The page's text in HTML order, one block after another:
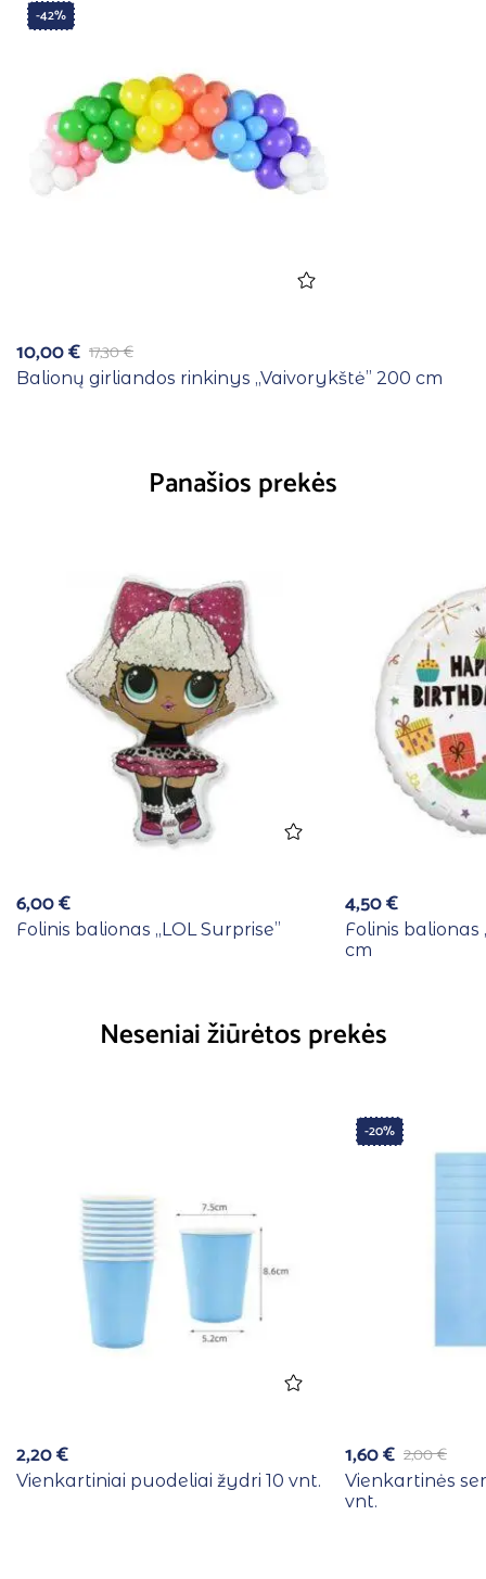
-42%
17,30€
10,00€
Balionų girliandos rinkinys ,,Vaivorykštė” 200 cm
Panašios prekės
6,00€
Folinis balionas ,,LOL Surprise”
4,50€
Folinis balionas
cm
Neseniai žiūrėtos prekės
2,20€
Vienkartiniai puodeliai žydri 10 vnt.
-20%
2,00€
1,60€
Vienkartinės
vnt.